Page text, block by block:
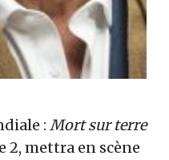
: Mort sur terre
2, mettra en scène